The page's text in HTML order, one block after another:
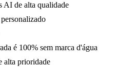
AI de alta qualidade
é 100% sem marca d'água
alta prioridade